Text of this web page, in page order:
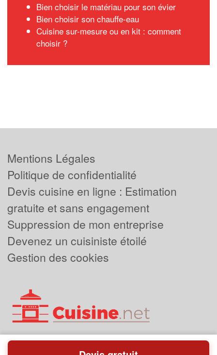
Bien choisir le matériau pour son évier
Bien choisir son chauffe-eau
Cuisine sur-mesure ou en kit : comment
choisir ?
Mentions Légales
Politique de confidentialité
Devis cuisine en ligne : Estimation
gratuite et sans engagement
Suppression de mon entreprise
Devenez un cuisiniste étoilé
Gestion des cookies